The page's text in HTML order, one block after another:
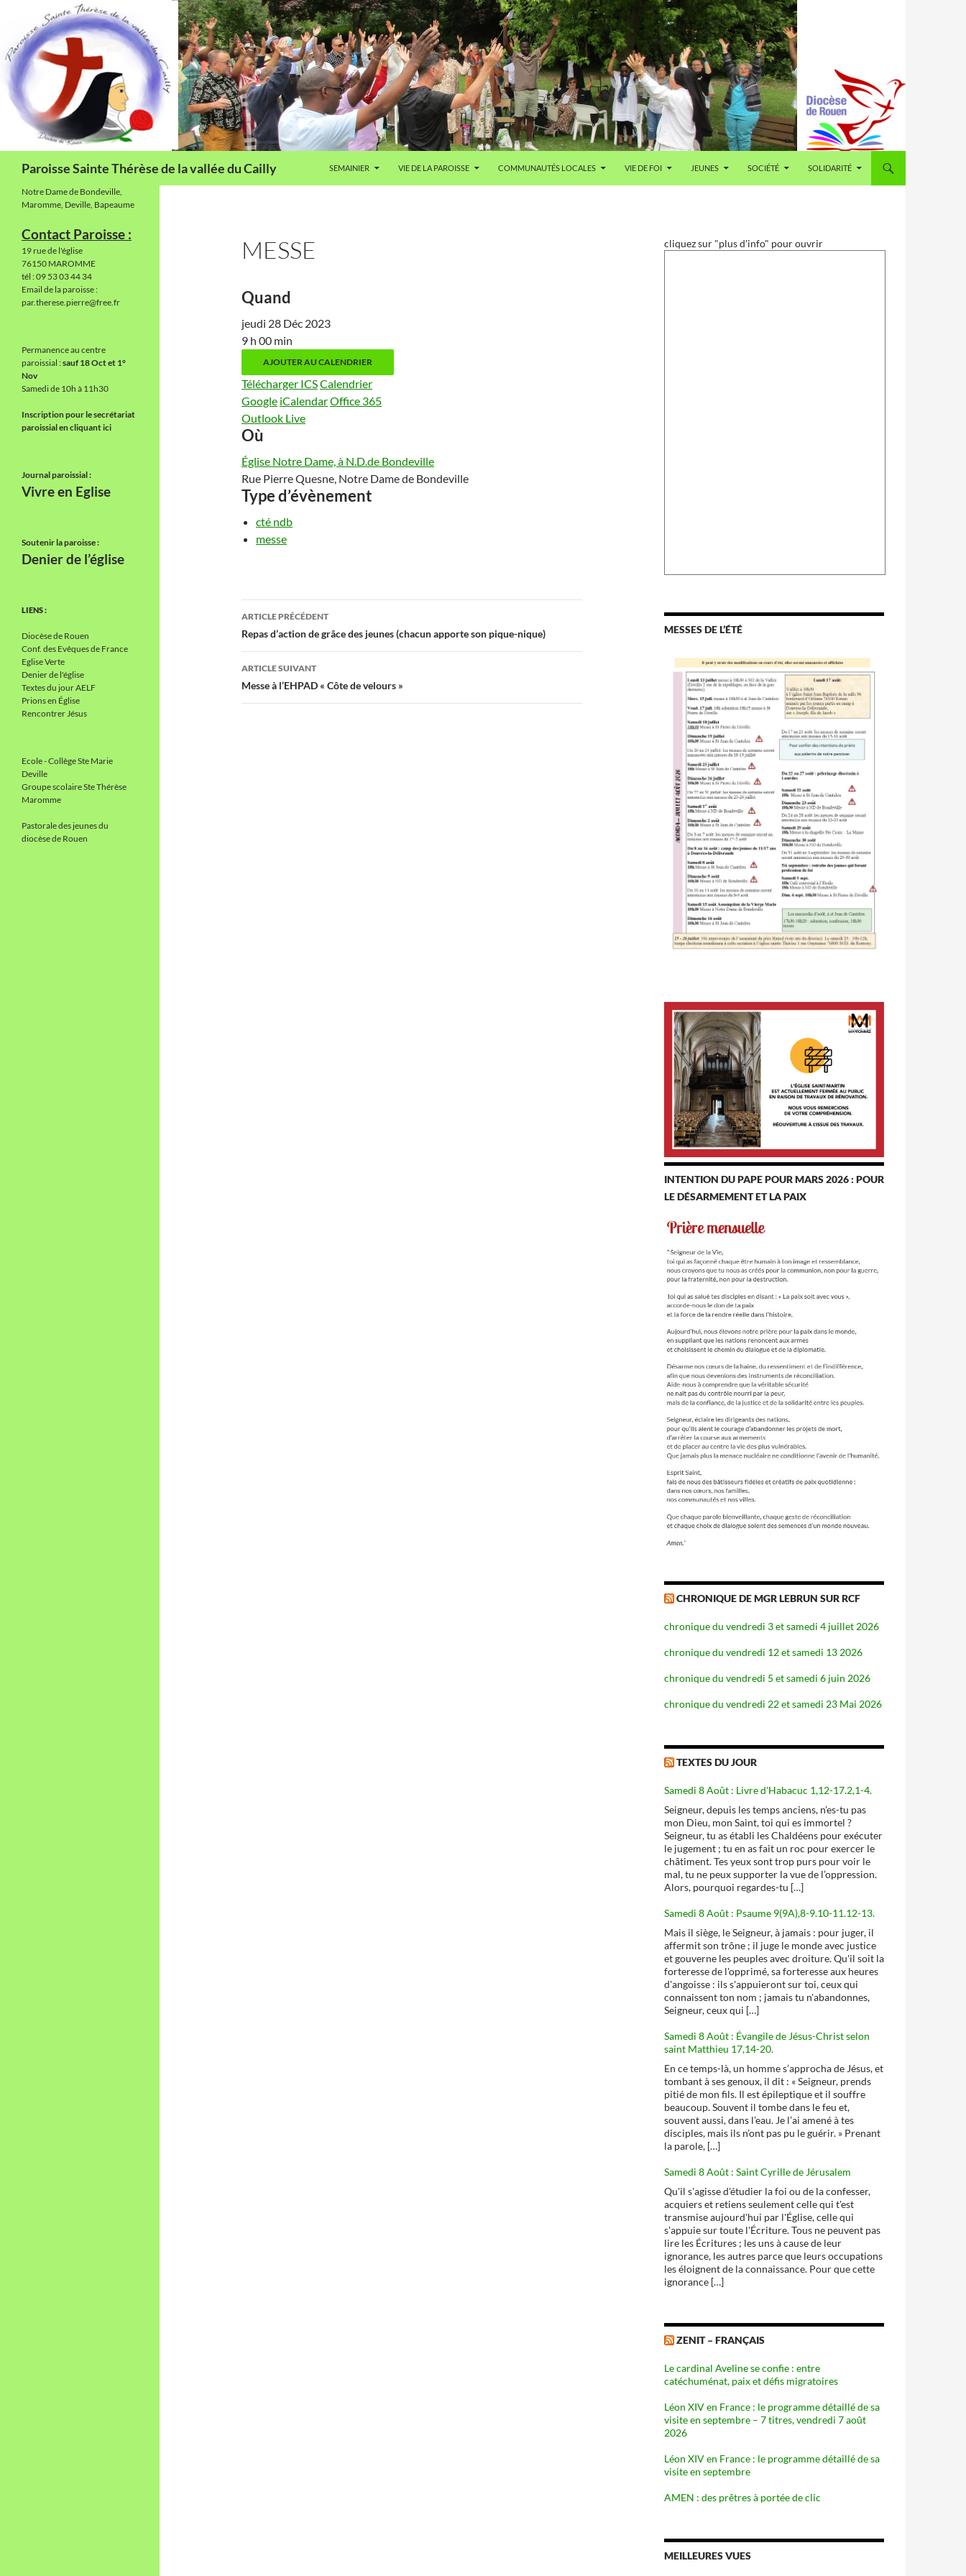
contenu
Paroisse Sainte Thérèse de la vallée du Cailly SEMAINIER VIE DE LA PAROISSE COMMUNAUTÉS LOCALES VIE DE FOI JEUNES SOCIÉTÉ SOLIDARITÉ
MESSE
Quand
jeudi 28 Déc 2023
9 h 00 min
AJOUTER AU CALENDRIER
Télécharger ICSCalendrier
Google iCalendarOffice 365
Outlook Live
Où
Église Notre Dame, à N.D.de Bondeville
Rue Pierre Quesne, Notre Dame de Bondeville
Type d’évènement
cté ndb
messe
Navigation
des
articles
ARTICLE PRÉCÉDENT
Repas d’action de grâce des jeunes (chacun apporte son pique-nique)
ARTICLE SUIVANT
Messe à l’EHPAD « Côte de velours »
cliquez sur "plus d'info" pour ouvrir
MESSES DE L’ÉTÉ
INTENTION DU PAPE POUR MARS 2026 : POUR
LE DÉSARMEMENT ET LA PAIX
CHRONIQUE DE MGR LEBRUN SUR RCF
chronique du vendredi 3 et samedi 4 juillet 2026
chronique du vendredi 12 et samedi 13 2026
chronique du vendredi 5 et samedi 6 juin 2026
chronique du vendredi 22 et samedi 23 Mai 2026
TEXTES DU JOUR
Samedi 8 Août : Livre d'Habacuc 1,12-17.2,1-4.
Seigneur, depuis les temps anciens, n’es-tu pas
mon Dieu, mon Saint, toi qui es immortel ?
Seigneur, tu as établi les Chaldéens pour exécuter
le jugement ; tu en as fait un roc pour exercer le
châtiment. Tes yeux sont trop purs pour voir le
mal, tu ne peux supporter la vue de l’oppression.
Alors, pourquoi regardes-tu […]
Samedi 8 Août : Psaume 9(9A),8-9.10-11.12-13.
Mais il siège, le Seigneur, à jamais : pour juger, il
affermit son trône ; il juge le monde avec justice
et gouverne les peuples avec droiture. Qu'il soit la
forteresse de l'opprimé, sa forteresse aux heures
d'angoisse : ils s'appuieront sur toi, ceux qui
connaissent ton nom ; jamais tu n'abandonnes,
Seigneur, ceux qui […]
Samedi 8 Août : Évangile de Jésus-Christ selon
saint Matthieu 17,14-20.
En ce temps-là, un homme s’approcha de Jésus, et
tombant à ses genoux, il dit : « Seigneur, prends
pitié de mon fils. Il est épileptique et il souffre
beaucoup. Souvent il tombe dans le feu et,
souvent aussi, dans l’eau. Je l’ai amené à tes
disciples, mais ils n’ont pas pu le guérir. » Prenant
la parole, […]
Samedi 8 Août : Saint Cyrille de Jérusalem
Qu'il s'agisse d'étudier la foi ou de la confesser,
acquiers et retiens seulement celle qui t'est
transmise aujourd'hui par l'Église, celle qui
s'appuie sur toute l'Écriture. Tous ne peuvent pas
lire les Écritures ; les uns à cause de leur
ignorance, les autres parce que leurs occupations
les éloignent de la connaissance. Pour que cette
ignorance […]
ZENIT – FRANÇAIS
Le cardinal Aveline se confie : entre
catéchuménat, paix et défis migratoires
Léon XIV en France : le programme détaillé de sa
visite en septembre – 7 titres, vendredi 7 août
2026
Léon XIV en France : le programme détaillé de sa
visite en septembre
AMEN : des prêtres à portée de clic
MEILLEURES VUES
Notre Dame de Bondeville,
Maromme, Deville, Bapeaume
Contact Paroisse :
19 rue de l'église
76150 MAROMME
tél : 09 53 03 44 34
Email de la paroisse :
par.therese.pierre@free.fr
Permanence au centre
paroissial :sauf 18 Oct et 1°
Nov
Samedi de 10h à 11h30
Inscription pour le secrétariat
paroissial en cliquant ici
Journal paroissial :
Vivre en Eglise
Soutenir la paroisse :
Denier de l’église
LIENS :
Diocèse de Rouen
Conf. des Evêques de France
Eglise Verte
Denier de l'église
Textes du jour AELF
Prions en Église
Rencontrer Jésus
Ecole - Collège Ste Marie
Deville
Groupe scolaire Ste Thérèse
Maromme
Pastorale des jeunes du
diocèse de Rouen